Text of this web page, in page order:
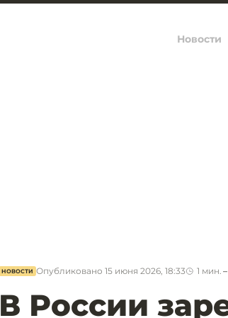
Новости
НОВОСТИ Опубликовано 15 июня 2026, 18:33 1 мин.
В России